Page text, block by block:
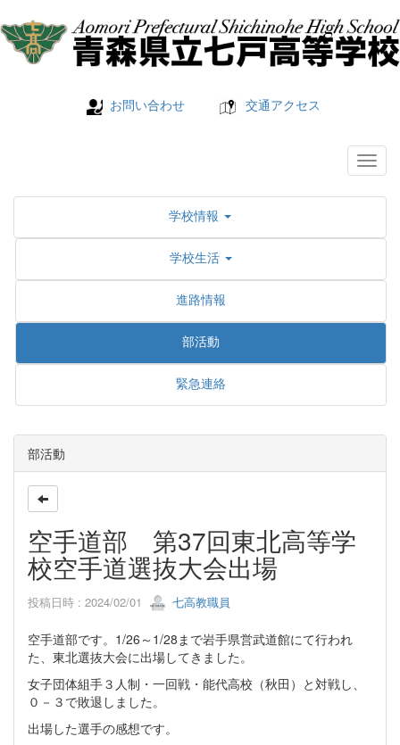
お問い合わせ 交通アクセス
学校情報
学校生活
進路情報
部活動
緊急連絡
部活動
空手道部 第37回東北高等学
校空手道選抜大会出場
投稿日時 : 2024/02/01 七高教職員
空手道部です。1/26～1/28まで岩手県営武道館にて行われ
た、東北選抜大会に出場してきました。
女子団体組手３人制・一回戦・能代高校（秋田）と対戦し、
０－３で敗退しました。
出場した選手の感想です。